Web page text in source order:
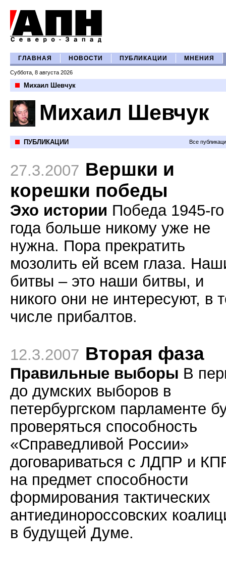
ГЛАВНАЯ НОВОСТИ ПУБЛИКАЦИИ МНЕНИЯ
Суббота, 8 августа 2026
Михаил Шевчук
Михаил Шевчук
ПУБЛИКАЦИИ Все
27.3.2007 Вершки и
корешки победы
Эхо истории Победа 1945-го
года больше никому уже не
нужна. Пора прекратить
мозолить ей всем глаза.
битвы – это наши битвы, и
никого они не интересуют, в
числе прибалтов.
12.3.2007 Вторая фаза
Правильные выборы В
до думских выборов в
петербургском парламенте
проверяться способность
«Справедливой России»
договариваться с ЛДПР и
на предмет способности
формирования тактических
антиединороссовских
в будущей Думе.